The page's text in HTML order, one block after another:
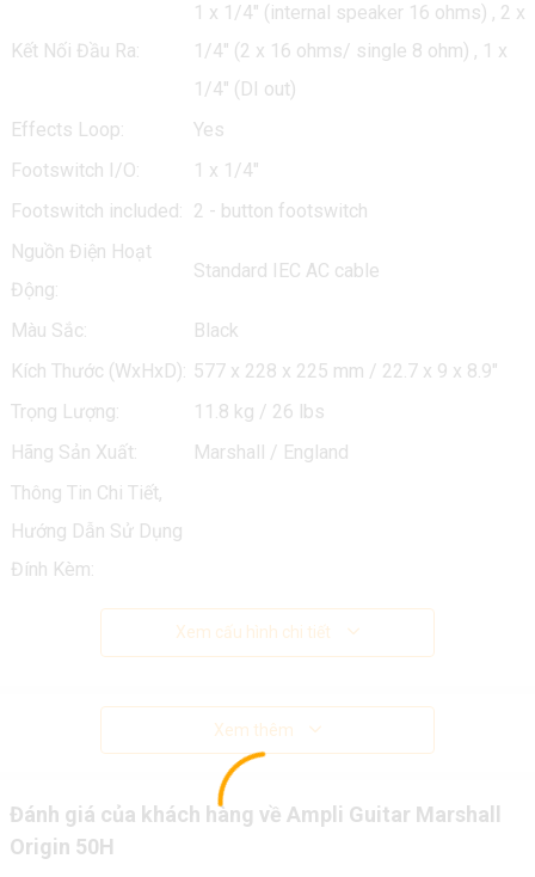
Kết Nối Đầu Ra:
1 x 1/4" (internal speaker 16 ohms) , 2 x
1/4" (2 x 16 ohms/ single 8 ohm) , 1 x
1/4" (DI out)
Effects Loop:
Yes
Footswitch I/O:
1 x 1/4"
Footswitch included: 2 - button footswitch
Nguồn Điện Hoạt
Động:
Standard IEC AC cable
Màu Sắc:
Black
Kích Thước (WxHxD): 577 x 228 x 225 mm / 22.7 x 9 x 8.9"
Trọng Lượng:
11.8 kg / 26 lbs
Hãng Sản Xuất:
Marshall / England
Thông Tin Chi Tiết,
Hướng Dẫn Sử Dụng
Đính Kèm:
Xem cấu hình chi tiết
Xem thêm
Đánh giá của khách hàng về Ampli Guitar Marshall
Origin 50H